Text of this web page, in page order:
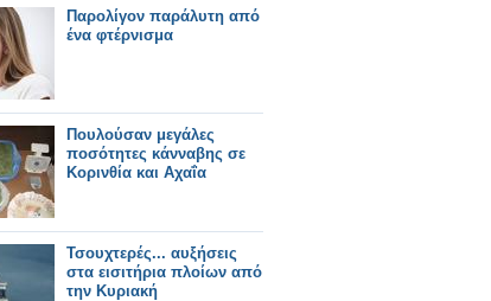
Παρολίγον παράλυτη από
ένα φτέρνισμα
Πουλούσαν μεγάλες
ποσότητες κάνναβης σε
Κορινθία και Αχαΐα
Τσουχτερές... αυξήσεις
στα εισιτήρια πλοίων από
την Κυριακή